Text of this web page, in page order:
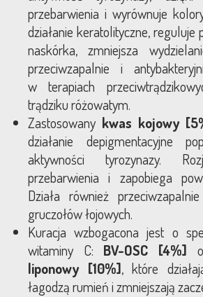
przebarwienia i wyrównuje
działanie keratolityczne, reguluje
naskórka, zmniejsza
przeciwzapalnie i
w terapiach
trądziku różowatym.
Zastosowany kwas kojowy
działanie depigmentacyjne
aktywności tyrozynazy.
przebarwienia i zapobiega
Działa również
gruczołów łojowych.
Kuracja wzbogacona jest o
witaminy C: BV-OSC [4%]
liponowy [10%], które
łagodzą rumień i zmniejszają